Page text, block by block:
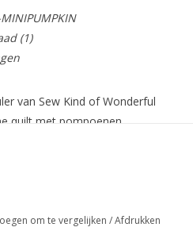
(1)
van Sew Kind of Wonderful
quilt met pompoenen
om te vergelijken /Afdrukken